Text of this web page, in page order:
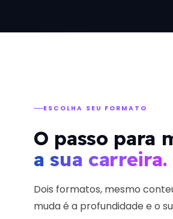
ESCOLHA SEU FORMATO
O passo para
a sua carreira.
Dois formatos, mesmo
muda é a profundidade e o